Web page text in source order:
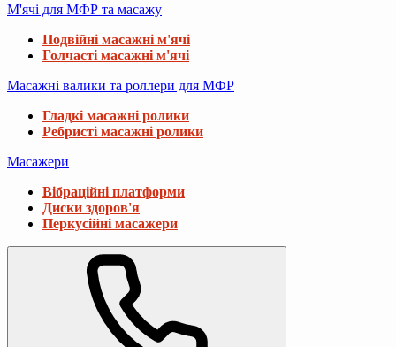
М'ячі для МФР та масажу
Подвійні масажні м'ячі
Голчасті масажні м'ячі
Масажні валики та роллери для МФР
Гладкі масажні ролики
Ребристі масажні ролики
Масажери
Вібраційні платформи
Диски здоров'я
Перкусійні масажери